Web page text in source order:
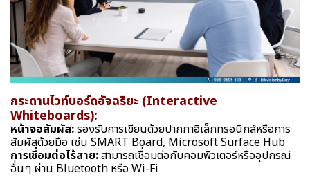
กระดานไวท์บอร์ดอัจฉริยะ (Interactive
Whiteboards):
หน้าจอสัมผัส:รองรับการเขียนด้วยปากกาอิเล็กทรอนิกส์หรือการ
สัมผัสด้วยมือ เช่น SMART Board, Microsoft Surface Hub
การเชื่อมต่อไร้สาย:สามารถเชื่อมต่อกับคอมพิวเตอร์หรืออุปกรณ์
อื่นๆ ผ่าน Bluetooth หรือ Wi-Fi